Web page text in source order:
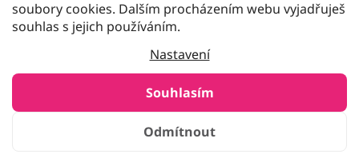
soubory cookies. Dalším procházením webu vyjadřuješ
souhlas s jejich používáním.
Nastavení
Odmítnout
Souhlasím
Copyright 2016 - 2026Švihej.cz. Všechna práva vyhrazena.